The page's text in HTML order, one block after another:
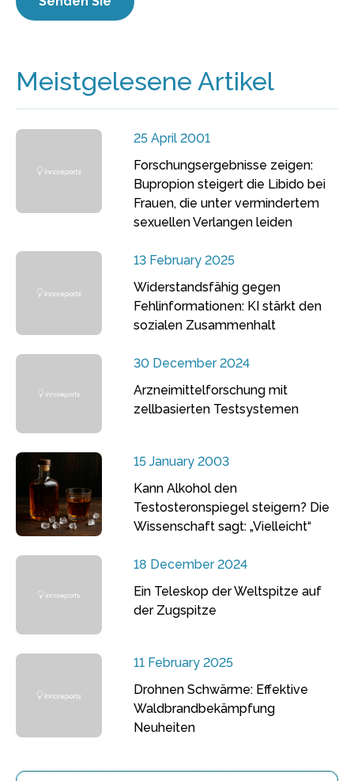
Meistgelesene Artikel
25 April 2001
Forschungsergebnisse zeigen:
Bupropion steigert die Libido bei
Frauen, die unter vermindertem
sexuellen Verlangen leiden
13 February 2025
Widerstandsfähig gegen
Fehlinformationen: KI stärkt den
sozialen Zusammenhalt
30 December 2024
Arzneimittelforschung mit
zellbasierten Testsystemen
15 January 2003
Kann Alkohol den
Testosteronspiegel steigern? Die
Wissenschaft sagt: „Vielleicht“
18 December 2024
Ein Teleskop der Weltspitze auf
der Zugspitze
11 February 2025
Drohnen Schwärme: Effektive
Waldbrandbekämpfung
Neuheiten